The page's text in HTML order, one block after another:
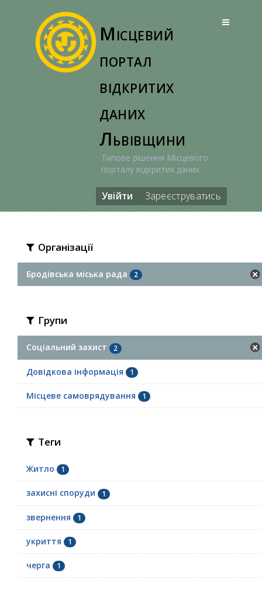
Місцевий
портал
відкритих
даних
Львівщини
Типове рішення Місцевого
порталу відкритих даних
Увійти Зареєструватись
Організації
Бродівська міська рада 2
Групи
Соціальний захист 2
Довідкова інформація 1
Місцеве самоврядування 1
Теги
Житло 1
захисні споруди 1
звернення 1
укриття 1
черга 1